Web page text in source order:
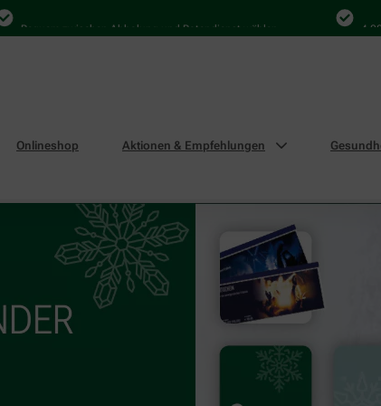
Bequem zwischen Abholung und Botendienst wählen 4.000
Onlineshop Aktionen & Empfehlungen